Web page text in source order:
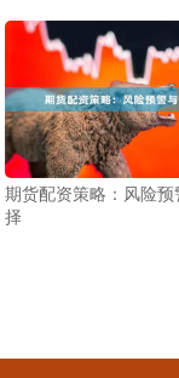
期货配资策略：风险
择